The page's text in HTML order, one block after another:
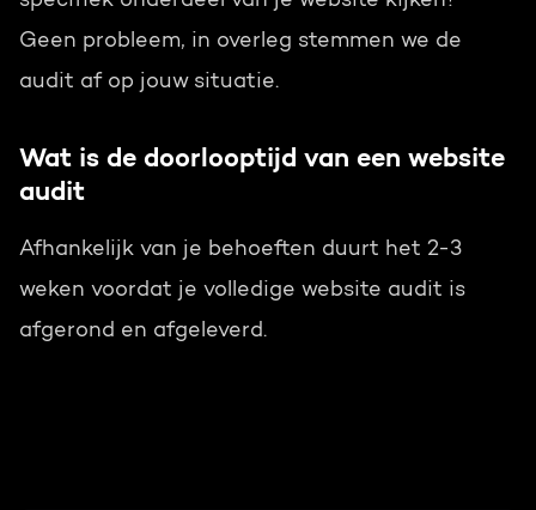
Geen probleem, in overleg stemmen we de
audit af op jouw situatie.
Wat is de doorlooptijd van een website
audit
Afhankelijk van je behoeften duurt het 2-3
weken voordat je volledige website audit is
afgerond en afgeleverd.